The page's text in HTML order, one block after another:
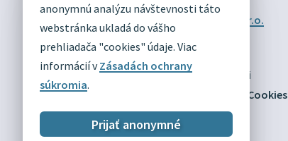
anonymnú analýzu návštevnosti táto
webstránka ukladá do vášho
prehliadača "cookies" údaje. Viac
informácií vZásadách ochrany
súkromia.
Prijať anonymné
Technický prevádzkovateľ:
Alphabet partner s.r.o.
Správca obsahu:Obec Divín
Posledná aktualizácia:03.08.2026
Mapa
Vyhlásenie o prístupnosti
Zásady ochrany osobných údajov
Nastaviť Cookies